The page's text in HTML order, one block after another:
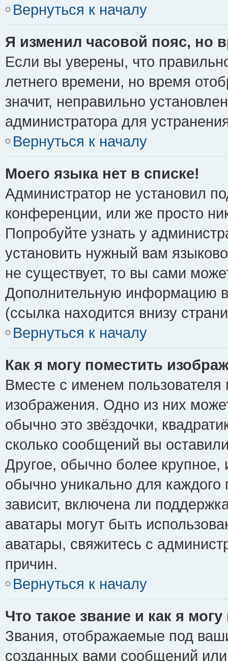
Вернуться к началу
Я изменил часовой пояс, но
Если вы уверены, что
летнего времени, но время
значит, неправильно
администратора для
Вернуться к началу
Моего языка нет в списке!
Администратор не установил
конференции, или же просто
Попробуйте узнать у
установить нужный вам
не существует, то вы сами
Дополнительную информацию
(ссылка находится внизу
Вернуться к началу
Как я могу поместить
Вместе с именем пользователя
изображения. Одно из них
обычно это звёздочки,
сколько сообщений вы
Другое, обычно более крупное,
обычно уникально для каждого
зависит, включена ли
аватары могут быть
аватары, свяжитесь с
причин.
Вернуться к началу
Что такое звание и как я
Звания, отображаемые под
созданных вами сообщений